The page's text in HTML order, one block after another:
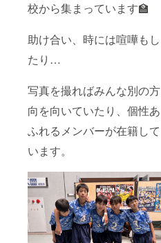
校から集まっています🏫
助け合い、時には喧嘩もし
たり…
写真を撮ればみんな別の方
向を向いていたり、個性あ
ふれるメンバーが在籍して
います。